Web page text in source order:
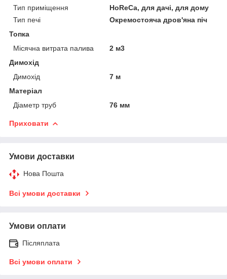
Тип приміщення
HoReCa, для дачі, для дому
Тип печі
Окремостояча дров'яна піч
Топка
Місячна витрата палива
2 м3
Димохід
Димохід
7 м
Матеріал
Діаметр труб
76 мм
Приховати
Умови доставки
Нова Пошта
Всі умови доставки
Умови оплати
Післяплата
Всі умови оплати